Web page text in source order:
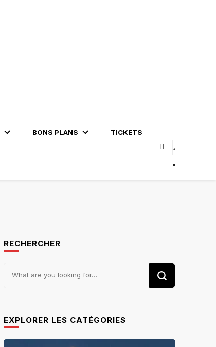
BONS PLANS TICKETS
RECHERCHER
EXPLORER LES CATÉGORIES